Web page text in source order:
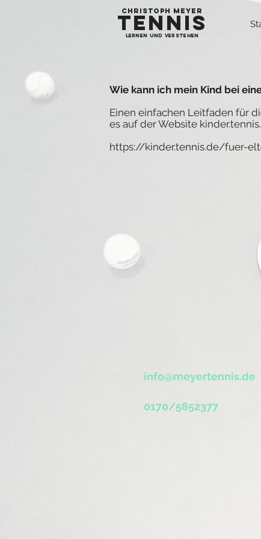
Christoph Meyer
tennis
Lernen und verstehen
Wie kann ich mein Kind bei
Einen einfachen Leitfaden für
es auf der Website k
https://kinder.tennis.de/fuer-
info@meyertennis.de
0170/5852377